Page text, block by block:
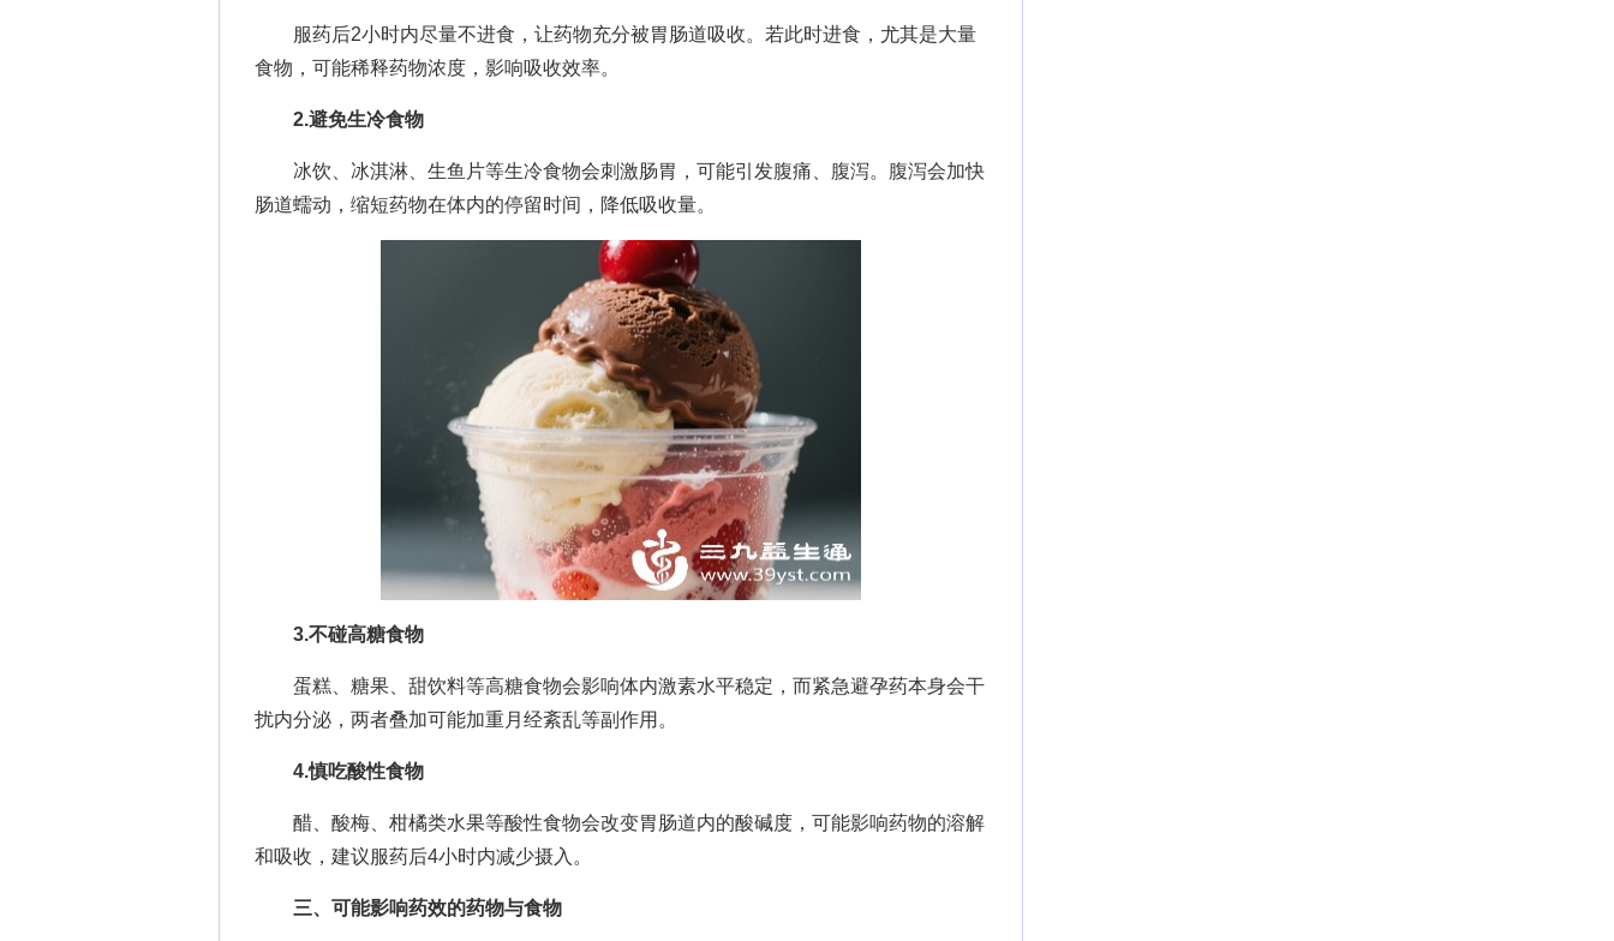
服药后2小时内尽量不进食，让药物充分被胃肠道吸收。若此时进食，尤其是大量
食物，可能稀释药物浓度，影响吸收效率。
2.避免生冷食物
冰饮、冰淇淋、生鱼片等生冷食物会刺激肠胃，可能引发腹痛、腹泻。腹泻会加快
肠道蠕动，缩短药物在体内的停留时间，降低吸收量。
3.不碰高糖食物
蛋糕、糖果、甜饮料等高糖食物会影响体内激素水平稳定，而紧急避孕药本身会干
扰内分泌，两者叠加可能加重月经紊乱等副作用。
4.慎吃酸性食物
醋、酸梅、柑橘类水果等酸性食物会改变胃肠道内的酸碱度，可能影响药物的溶解
和吸收，建议服药后4小时内减少摄入。
三、可能影响药效的药物与食物